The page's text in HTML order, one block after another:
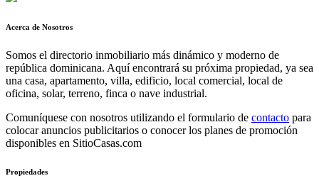
Acerca de Nosotros
Somos el directorio inmobiliario más dinámico y moderno de
república dominicana. Aquí encontrará su próxima propiedad, ya sea
una casa, apartamento, villa, edificio, local comercial, local de
oficina, solar, terreno, finca o nave industrial.
Comuníquese con nosotros utilizando el formulario de contacto para
colocar anuncios publicitarios o conocer los planes de promoción
disponibles en SitioCasas.com
Propiedades